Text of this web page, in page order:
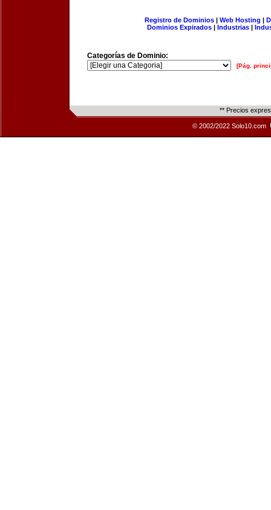
Registro de Dominios| Web Hosting |
Dominios Expirados | Industrias |
Categorías de Dominio:
[Pág.
** Precios
© 2002/2022 Solo10.com